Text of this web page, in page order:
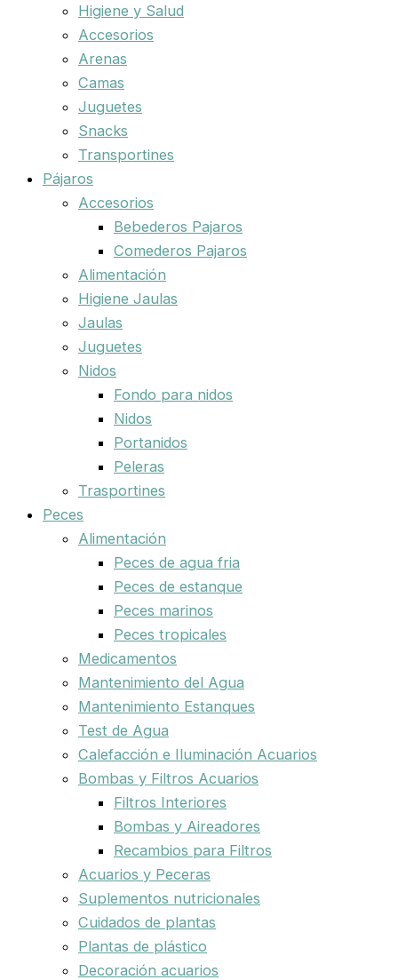
Higiene y Salud
Accesorios
Arenas
Camas
Juguetes
Snacks
Transportines
Pájaros
Accesorios
Bebederos Pajaros
Comederos Pajaros
Alimentación
Higiene Jaulas
Jaulas
Juguetes
Nidos
Fondo para nidos
Nidos
Portanidos
Peleras
Trasportines
Peces
Alimentación
Peces de agua fria
Peces de estanque
Peces marinos
Peces tropicales
Medicamentos
Mantenimiento del Agua
Mantenimiento Estanques
Test de Agua
Calefacción e Iluminación Acuarios
Bombas y Filtros Acuarios
Filtros Interiores
Bombas y Aireadores
Recambios para Filtros
Acuarios y Peceras
Suplementos nutricionales
Cuidados de plantas
Plantas de plástico
Decoración acuarios